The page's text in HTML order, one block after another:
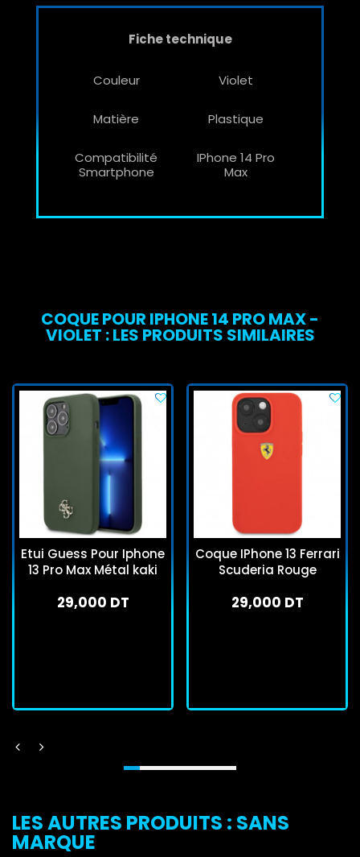
Fiche technique
Couleur Violet
Matière Plastique
Compatibilité
Smartphone
IPhone 14 Pro
Max
COQUE POUR IPHONE 14 PRO MAX -
VIOLET : LES PRODUITS SIMILAIRES
Etui Guess Pour Iphone
13 Pro Max Métal kaki
29,000 DT
Coque IPhone 13 Ferrari
Scuderia Rouge
29,000 DT
LES AUTRES PRODUITS : SANS
MARQUE